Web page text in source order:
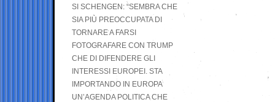
SI SCHENGEN: “SEMBRA CHE
SIA PIÙ PREOCCUPATA DI
TORNARE A FARSI
FOTOGRAFARE CON TRUMP
CHE DI DIFENDERE GLI
INTERESSI EUROPEI. STA
IMPORTANDO IN EUROPA
UN’AGENDA POLITICA CHE